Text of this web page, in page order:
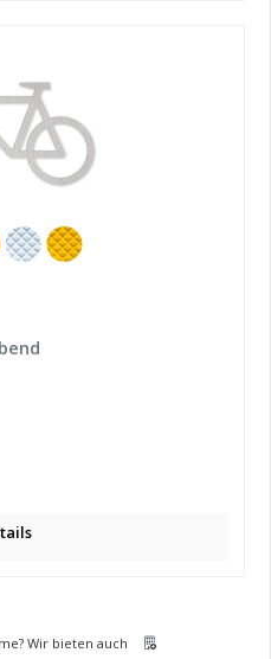
Wir bieten auch